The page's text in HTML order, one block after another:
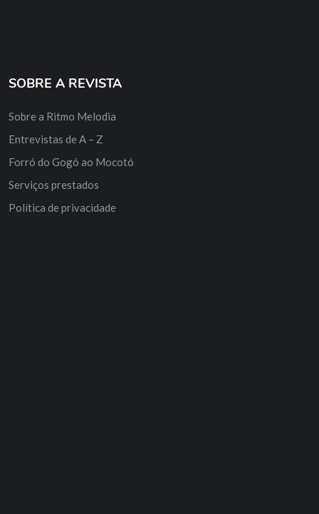
SOBRE A REVISTA
Sobre a Ritmo Melodia
Entrevistas de A – Z
Forró do Gogó ao Mocotó
Serviços prestados
Política de privacidade